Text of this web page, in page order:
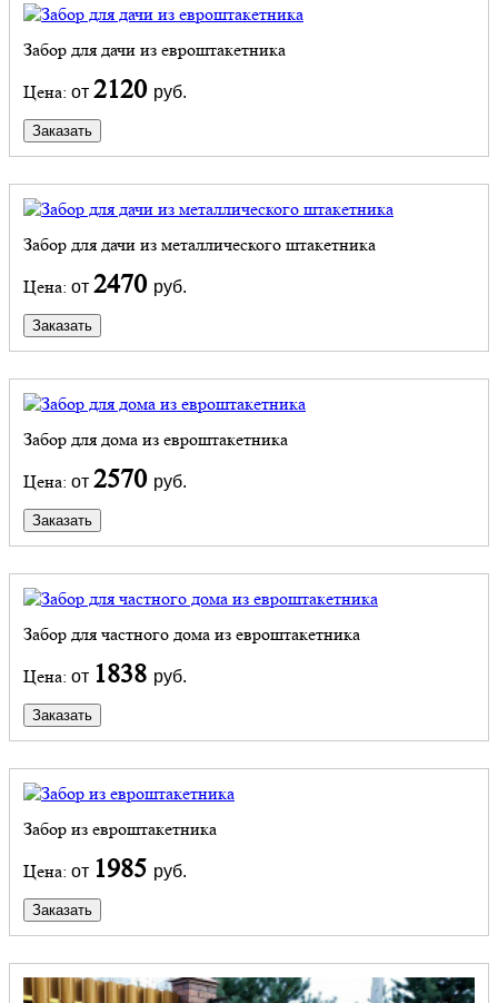
Забор для дачи из евроштакетника
Цена: от 2120 руб.
Заказать
Забор для дачи из металлического штакетника
Цена: от 2470 руб.
Заказать
Забор для дома из евроштакетника
Цена: от 2570 руб.
Заказать
Забор для частного дома из евроштакетника
Цена: от 1838 руб.
Заказать
Забор из евроштакетника
Цена: от 1985 руб.
Заказать